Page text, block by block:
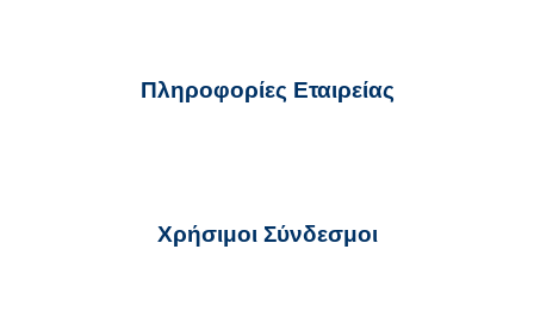
Πληροφορίες Εταιρείας
Χρήσιμοι Σύνδεσμοι